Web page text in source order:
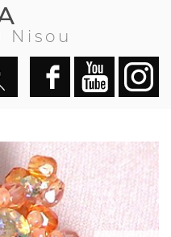
Nisou